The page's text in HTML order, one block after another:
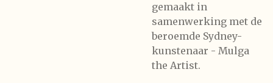
gemaakt in
samenwerking met de
beroemde Sydney-
kunstenaar - Mulga
the Artist.